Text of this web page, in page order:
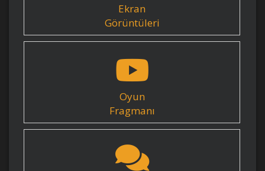
Ekran
Görüntüleri
Oyun
Fragmanı